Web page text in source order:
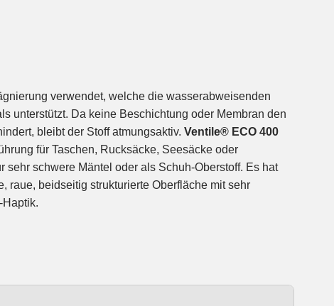
verwendet, welche die wasserabweisenden
unterstützt. Da keine Beschichtung oder Membran den
bleibt der Stoff atmungsaktiv. Ventile® ECO 400
für Taschen, Rucksäcke, Seesäcke oder
sehr schwere Mäntel oder als Schuh-Oberstoff. Es hat
raue, beidseitig strukturierte Oberfläche mit sehr